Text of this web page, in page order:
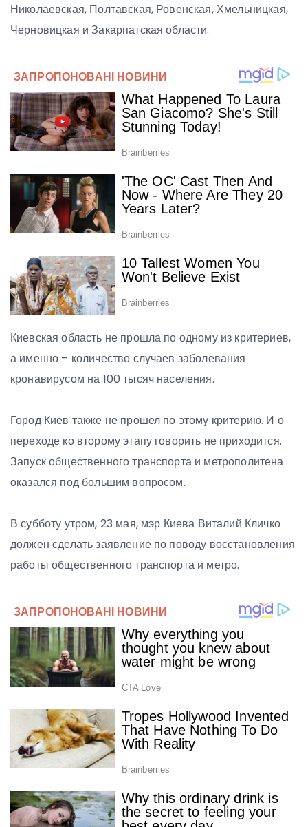
Николаевская, Полтавская, Ровенская, Хмельницкая,
Черновицкая и Закарпатская области.
Киевская область не прошла по одному из критериев,
а именно – количество случаев заболевания
кронавирусом на 100 тысяч населения.
Город Киев также не прошел по этому критерию. И о
переходе ко второму этапу говорить не приходится.
Запуск общественного транспорта и метрополитена
оказался под большим вопросом.
В субботу утром, 23 мая, мэр Киева Виталий Кличко
должен сделать заявление по поводу восстановления
работы общественного транспорта и метро.